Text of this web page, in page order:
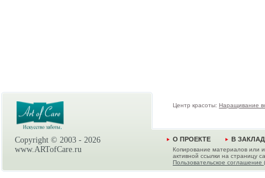
Copyright © 2003 - 2026
www.ARTofCare.ru
Центр красоты: Наращивание
О ПРОЕКТЕ В
Копирование материалов или
активной ссылки на страницу
Пользовательское